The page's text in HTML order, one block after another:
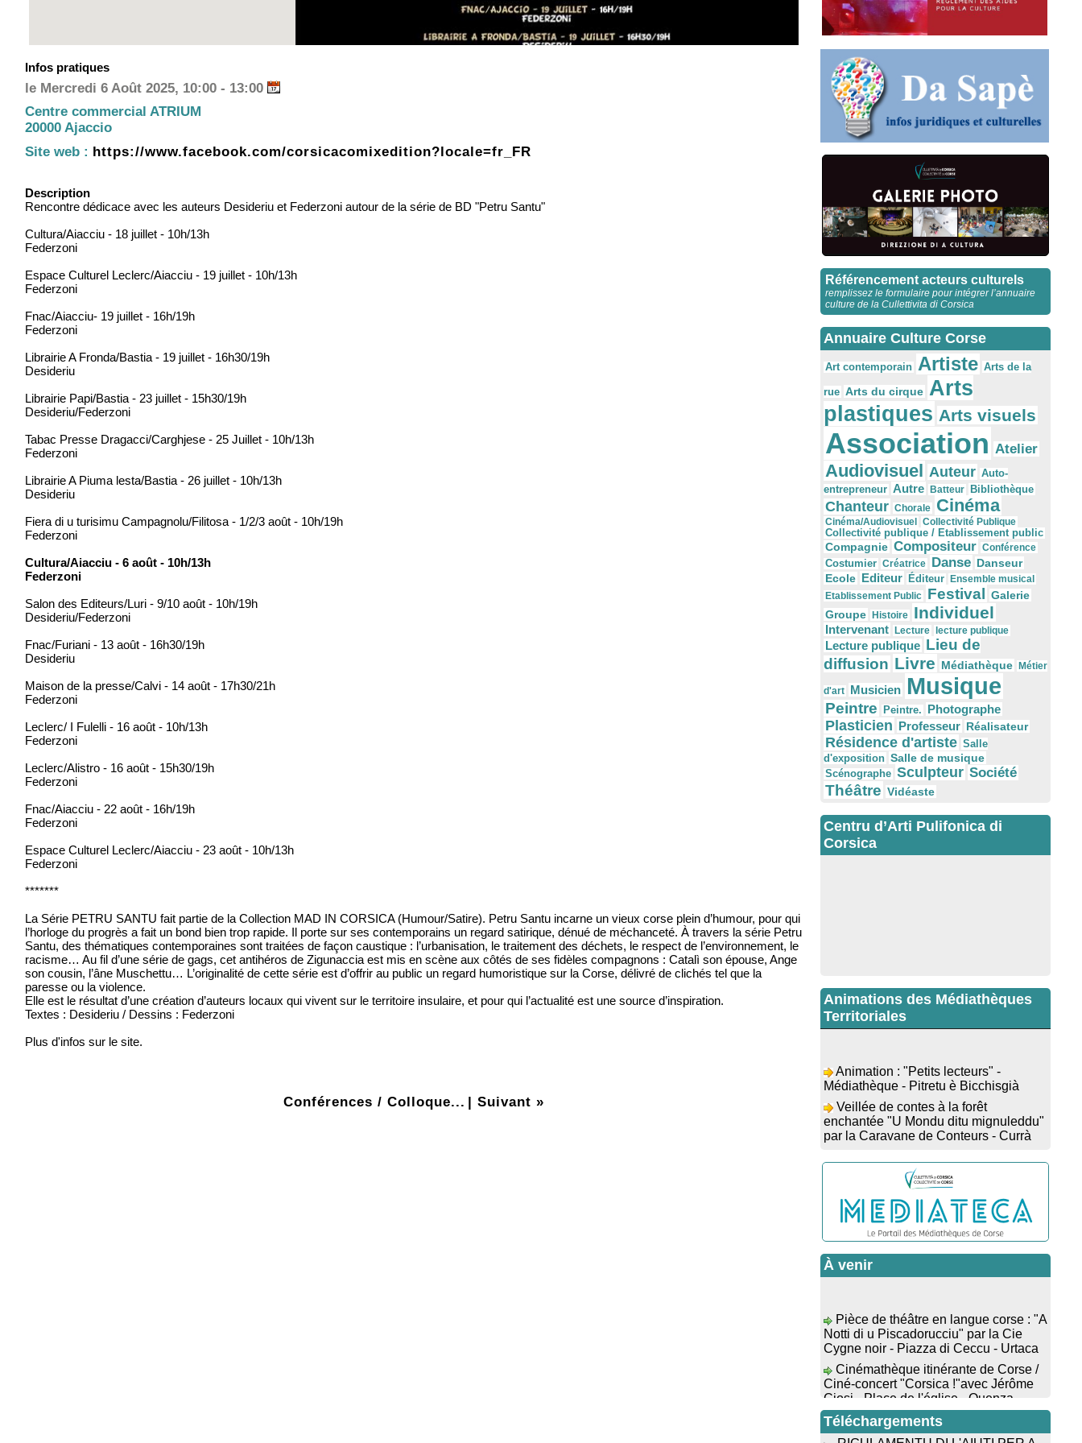
Infos pratiques
le Mercredi 6 Août 2025, 10:00 - 13:00
Centre commercial ATRIUM
20000 Ajaccio
Site web : https://www.facebook.com/corsicacomixedition?locale=fr_FR
Description
Rencontre dédicace avec les auteurs Desideriu et Federzoni autour de la série de BD "Petru Santu"
Cultura/Aiacciu - 18 juillet - 10h/13h
Federzoni
Espace Culturel Leclerc/Aiacciu - 19 juillet - 10h/13h
Federzoni
Fnac/Aiacciu- 19 juillet - 16h/19h
Federzoni
Librairie A Fronda/Bastia - 19 juillet - 16h30/19h
Desideriu
Librairie Papi/Bastia - 23 juillet - 15h30/19h
Desideriu/Federzoni
Tabac Presse Dragacci/Carghjese - 25 Juillet - 10h/13h
Federzoni
Librairie A Piuma lesta/Bastia - 26 juillet - 10h/13h
Desideriu
Fiera di u turisimu Campagnolu/Filitosa - 1/2/3 août - 10h/19h
Federzoni
Cultura/Aiacciu - 6 août - 10h/13h
Federzoni
Salon des Editeurs/Luri - 9/10 août - 10h/19h
Desideriu/Federzoni
Fnac/Furiani - 13 août - 16h30/19h
Desideriu
Maison de la presse/Calvi - 14 août - 17h30/21h
Federzoni
Leclerc/ I Fulelli - 16 août - 10h/13h
Federzoni
Leclerc/Alistro - 16 août - 15h30/19h
Federzoni
Fnac/Aiacciu - 22 août - 16h/19h
Federzoni
Espace Culturel Leclerc/Aiacciu - 23 août - 10h/13h
Federzoni
*******
La Série PETRU SANTU fait partie de la Collection MAD IN CORSICA (Humour/Satire). Petru Santu incarne un vieux corse plein d’humour, pour qui
l’horloge du progrès a fait un bond bien trop rapide. Il porte sur ses contemporains un regard satirique, dénué de méchanceté. À travers la série Petru
Santu, des thématiques contemporaines sont traitées de façon caustique : l’urbanisation, le traitement des déchets, le respect de l’environnement, le
racisme… Au fil d’une série de gags, cet antihéros de Zigunaccia est mis en scène aux côtés de ses fidèles compagnons : Catalì son épouse, Ange
son cousin, l’âne Muschettu… L’originalité de cette série est d’offrir au public un regard humoristique sur la Corse, délivré de clichés tel que la
paresse ou la violence.
Elle est le résultat d’une création d’auteurs locaux qui vivent sur le territoire insulaire, et pour qui l’actualité est une source d’inspiration.
Textes : Desideriu / Dessins : Federzoni
Plus d'infos sur le site.
Conférences / Colloque... | Suivant »
Référencement acteurs culturels
remplissez le formulaire pour intégrer l’annuaire
culture de la Cullettivita di Corsica
Annuaire Culture Corse
Art contemporain Artiste Arts de la
rue Arts du cirque Arts
plastiques Arts visuels
Association Atelier
Audiovisuel Auteur Auto-
entrepreneur Autre Batteur Bibliothèque
Chanteur Chorale Cinéma
Cinéma/Audiovisuel
Collectivité Publique
Collectivité publique / Etablissement public
Compagnie Compositeur Conférence
Costumier Créatrice Danse Danseur
Ecole Editeur Éditeur
Ensemble musical
Etablissement Public Festival Galerie
Groupe
Histoire Individuel
Intervenant Lecture lecture publique
Lecture publique Lieu de
diffusion Livre Médiathèque Métier
d'art Musicien Musique
Peintre Peintre. Photographe
Plasticien Professeur Réalisateur
Résidence d'artiste Salle
d'exposition Salle de musique
Scénographe Sculpteur Société
Théâtre Vidéaste
Centru d’Arti Pulifonica di
Corsica
Animations des Médiathèques
Territoriales
Médiathèque - Pitretu è Bicchisgià
Veillée de contes à la forêt
enchantée "U Mondu ditu mignuleddu"
par la Caravane de Conteurs - Currà
Colloque : "Taravu : terre de
patrimoine religieux, roman, thermal et
littéraire - Spaziu Jean-Marc Fiamma -
A Sarra di Farru
Spectacle musical : "Viaghju in
Corsica cù Regina & Bruno",
chanson corse interprété par Marie-
Elsa Picciocchi (chant), Marc’Antò
Cuzzà
Lecture musicale : "Frida par les
mots" proposée par la compagnie "Si
Osa", Lecture de Marine Lalanne
accompagnée de la guitare de Mister
Mat
! Événement reporté ! Conférence :
“Les fouilles de 2025 dans l’abri d’Oriu”
À venir
Notti di u Piscadorucciu" par la Cie
Cygne noir - Piazza di Ceccu - Urtaca
Cinémathèque itinérante de Corse /
Ciné-concert "Corsica !"avec Jérôme
Ciosi - Place de l'église - Quenza
patrimoines", Regards sur le
patrimoine religieux, roman, thermal et
Téléchargements